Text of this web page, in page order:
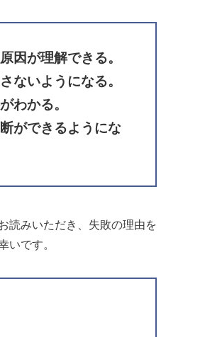
因が理解できる。
ないようになる。
わかる。
ができるようにな
読みいただき、失敗の理由を
いです。